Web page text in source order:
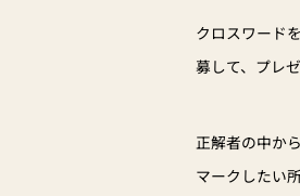
クロスワード
募して、プレ
正解者の中か
マークしたい